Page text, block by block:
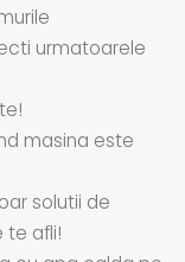
urmatoarele
masina este
solutii de
te afli!